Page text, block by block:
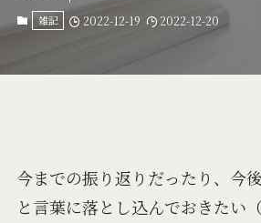
雑記 2022-12-19 2022-12-20
今までの振り返りだったり、今
と言葉に落とし込んでおきたい